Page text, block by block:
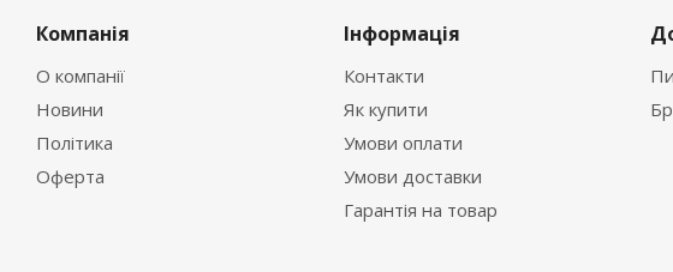
Компанія
О компанії
Новини
Політика
Оферта
Інформація
Контакти
Як купити
Умови оплати
Умови доставки
Гарантія на товар